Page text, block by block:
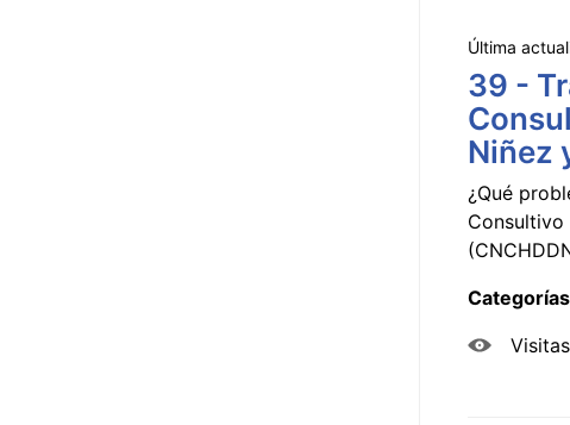
Última
39 -
Niñez
¿Qué
Consultivo